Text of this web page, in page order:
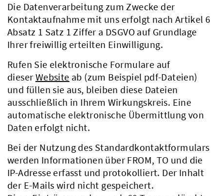
Verwaltung
Die Datenverarbeitung zum Zwecke der
Kontaktaufnahme mit uns erfolgt nach Artikel 6
Absatz 1 Satz 1 Ziffer a DSGVO auf Grundlage
Ihrer freiwillig erteilten Einwilligung.
Rufen Sie elektronische Formulare auf
dieser Website ab (zum Beispiel pdf-Dateien)
und füllen sie aus, bleiben diese Dateien
ausschließlich in Ihrem Wirkungskreis. Eine
automatische elektronische Übermittlung von
Daten erfolgt nicht.
Bei der Nutzung des Standardkontaktformulars
werden Informationen über FROM, TO und die
IP-Adresse erfasst und protokolliert. Der Inhalt
der E-Mails wird nicht gespeichert.